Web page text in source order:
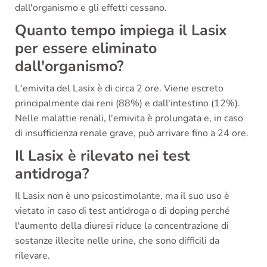
dall'organismo e gli effetti cessano.
Quanto tempo impiega il Lasix
per essere eliminato
dall'organismo?
L'emivita del Lasix è di circa 2 ore. Viene escreto
principalmente dai reni (88%) e dall'intestino (12%).
Nelle malattie renali, l'emivita è prolungata e, in caso
di insufficienza renale grave, può arrivare fino a 24 ore.
Il Lasix è rilevato nei test
antidroga?
Il Lasix non è uno psicostimolante, ma il suo uso è
vietato in caso di test antidroga o di doping perché
l'aumento della diuresi riduce la concentrazione di
sostanze illecite nelle urine, che sono difficili da
rilevare.